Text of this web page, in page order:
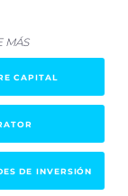
MÁS
CAPITAL
DE INVERSIÓN